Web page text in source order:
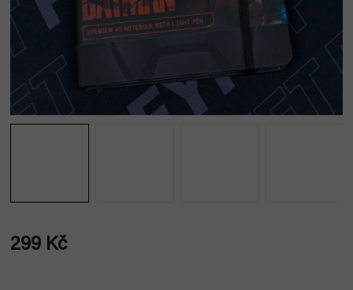
299 Kč